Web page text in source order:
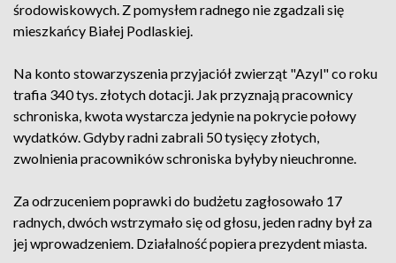
środowiskowych. Z pomysłem radnego nie zgadzali się
mieszkańcy Białej Podlaskiej.
Na konto stowarzyszenia przyjaciół zwierząt "Azyl" co roku
trafia 340 tys. złotych dotacji. Jak przyznają pracownicy
schroniska, kwota wystarcza jedynie na pokrycie połowy
wydatków. Gdyby radni zabrali 50 tysięcy złotych,
zwolnienia pracowników schroniska byłyby nieuchronne.
Za odrzuceniem poprawki do budżetu zagłosowało 17
radnych, dwóch wstrzymało się od głosu, jeden radny był za
jej wprowadzeniem. Działalność popiera prezydent miasta.